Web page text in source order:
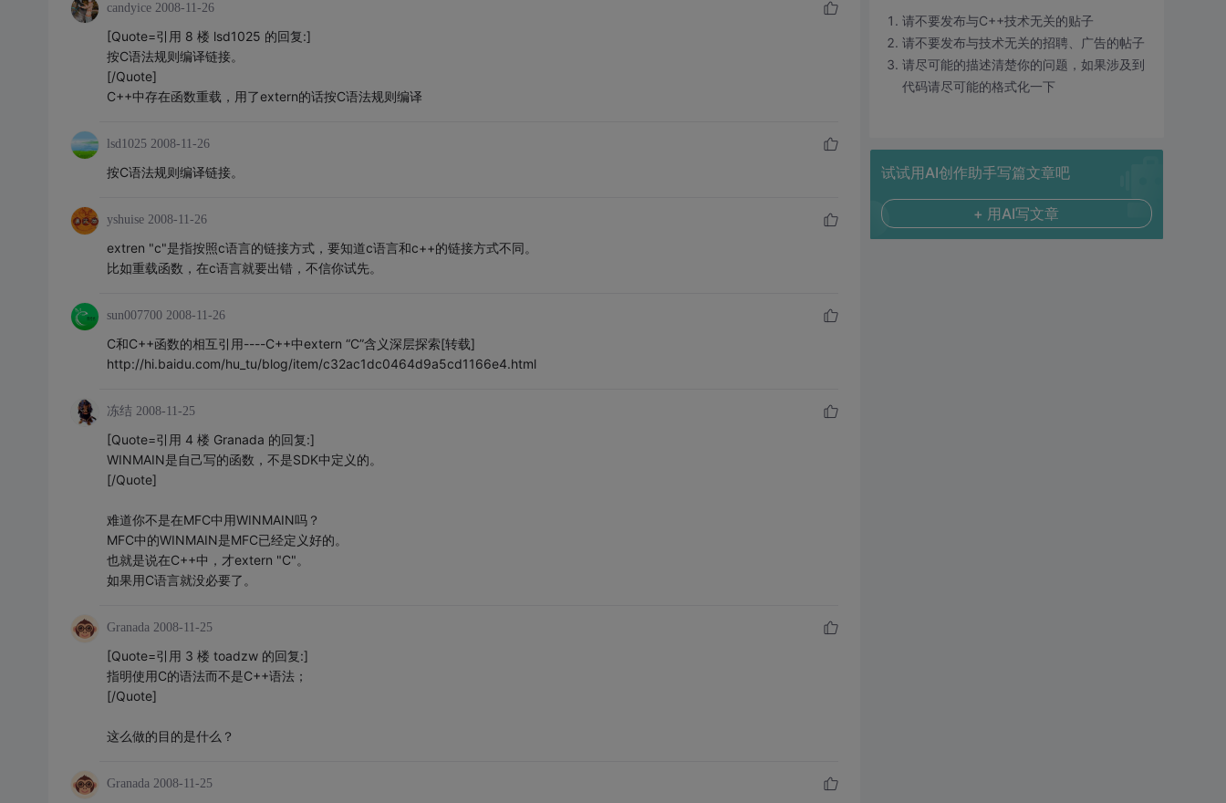
candyice 2008-11-26
[Quote=引用 8 楼 lsd1025 的回复:]
按C语法规则编译链接。
[/Quote]
C++中存在函数重载，用了extern的话按C语法规则编译
lsd1025 2008-11-26
按C语法规则编译链接。
yshuise 2008-11-26
extren "c"是指按照c语言的链接方式，要知道c语言和c++的链接方式不同。
比如重载函数，在c语言就要出错，不信你试先。
sun007700 2008-11-26
C和C++函数的相互引用----C++中extern “C”含义深层探索[转载]
http://hi.baidu.com/hu_tu/blog/item/c32ac1dc0464d9a5cd1166e4.html
冻结 2008-11-25
[Quote=引用 4 楼 Granada 的回复:]
WINMAIN是自己写的函数，不是SDK中定义的。
[/Quote]
难道你不是在MFC中用WINMAIN吗？
MFC中的WINMAIN是MFC已经定义好的。
也就是说在C++中，才extern "C"。
如果用C语言就没必要了。
Granada 2008-11-25
[Quote=引用 3 楼 toadzw 的回复:]
指明使用C的语法而不是C++语法；
[/Quote]
这么做的目的是什么？
Granada 2008-11-25
请不要发布与C++技术无关的贴子
请不要发布与技术无关的招聘、广告的帖子
请尽可能的描述清楚你的问题，如果涉及到
代码请尽可能的格式化一下
试试用AI创作助手写篇文章吧
+ 用AI写文章